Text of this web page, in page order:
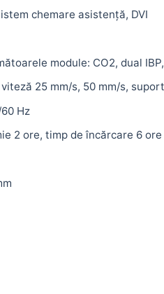
chemare asistență, DVI
module: CO2, dual IBP,
25 mm/s, 50 mm/s,
Hz
2 ore, timp de încărcare 6 ore